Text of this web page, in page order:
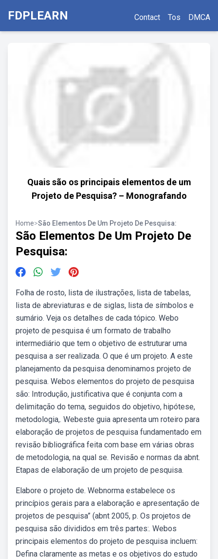
FDPLEARN Contact Tos DMCA
Quais são os principais elementos de um
Projeto de Pesquisa? – Monografando
Home>São Elementos De Um Projeto De Pesquisa:
São Elementos De Um Projeto De
Pesquisa:
Folha de rosto, lista de ilustrações, lista de tabelas,
lista de abreviaturas e de siglas, lista de símbolos e
sumário. Veja os detalhes de cada tópico. Webo
projeto de pesquisa é um formato de trabalho
intermediário que tem o objetivo de estruturar uma
pesquisa a ser realizada. O que é um projeto. A este
planejamento da pesquisa denominamos projeto de
pesquisa. Webos elementos do projeto de pesquisa
são: Introdução, justificativa que é conjunta com a
delimitação do tema, seguidos do objetivo, hipótese,
metodologia,. Webeste guia apresenta um roteiro para
elaboração de projetos de pesquisa fundamentado em
revisão bibliográfica feita com base em várias obras
de metodologia, na qual se. Revisão e normas da abnt.
Etapas de elaboração de um projeto de pesquisa.
Elabore o projeto de. Webnorma estabelece os
princípios gerais para a elaboração e apresentação de
projetos de pesquisa” (abnt 2005, p. Os projetos de
pesquisa são divididos em três partes:. Webos
principais elementos do projeto de pesquisa incluem:
Defina claramente as metas e os objetivos do estudo